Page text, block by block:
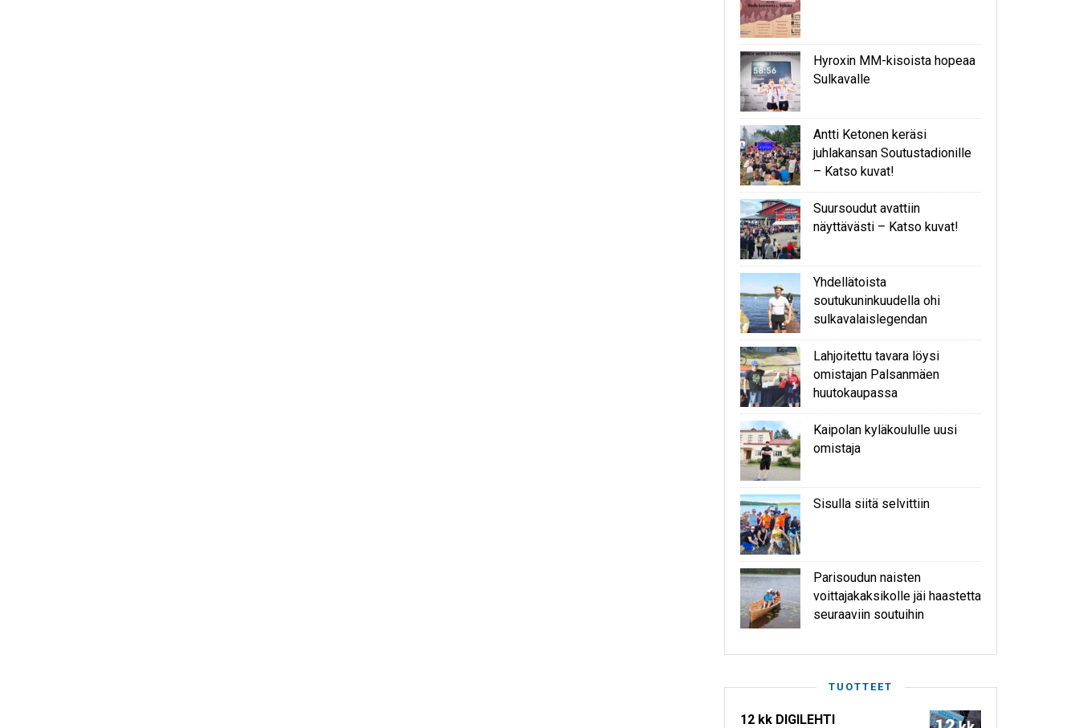
Hyroxin MM-kisoista hopeaa
Sulkavalle
Antti Ketonen keräsi
juhlakansan Soutustadionille
– Katso kuvat!
Suursoudut avattiin
näyttävästi – Katso kuvat!
Yhdellätoista
soutukuninkuudella ohi
sulkavalaislegendan
Lahjoitettu tavara löysi
omistajan Palsanmäen
huutokaupassa
Kaipolan kyläkoululle uusi
omistaja
Sisulla siitä selvittiin
Parisoudun naisten
voittajakaksikolle jäi haastetta
seuraaviin soutuihin
TUOTTEET
12 kk DIGILEHTI